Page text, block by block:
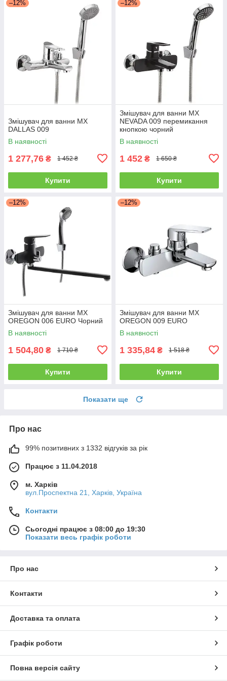
–12%
Змішувач для ванни MX
DALLAS 009
В наявності
1 277,76 ₴ 1 452 ₴
Купити
–12%
Змішувач для ванни MX
NEVADA 009 перемикання
кнопкою чорний
В наявності
1 452 ₴ 1 650 ₴
Купити
–12%
Змішувач для ванни MX
OREGON 006 EURO Чорний
В наявності
1 504,80 ₴ 1 710 ₴
Купити
–12%
Змішувач для ванни MX
OREGON 009 EURO
В наявності
1 335,84 ₴ 1 518 ₴
Купити
Показати ще
Про нас
99% позитивних з 1332 відгуків за рік
Працює з 11.04.2018
м. Харків
вул.Проспектна 21, Харків, Україна
Контакти
Сьогодні працює з 08:00 до 19:30
Показати весь графік роботи
Про нас
Контакти
Доставка та оплата
Графік роботи
Повна версія сайту